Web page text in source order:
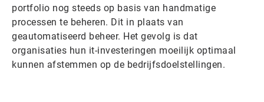
portfolio nog steeds op basis van handmatige
processen te beheren. Dit in plaats van
geautomatiseerd beheer. Het gevolg is dat
organisaties hun it-investeringen moeilijk optimaal
kunnen afstemmen op de bedrijfsdoelstellingen.